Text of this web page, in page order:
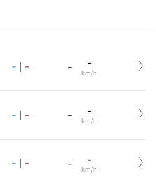
- | - - -
km/h
- | - - -
km/h
- | - - -
km/h